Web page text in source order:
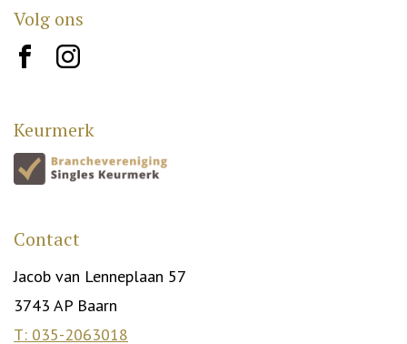
Volg ons
brand10 brand12
Keurmerk
Contact
Jacob van Lenneplaan 57
3743 AP Baarn
T: 035-2063018